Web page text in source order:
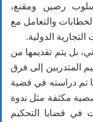
رصين ومقنع،
والتعامل مع
التجارية الدولية.
بل يتم تقديمها من
المتدربين إلى فرق
تم دراسته في قضية
مكثفة مثل ندوة
في قضايا التحكيم